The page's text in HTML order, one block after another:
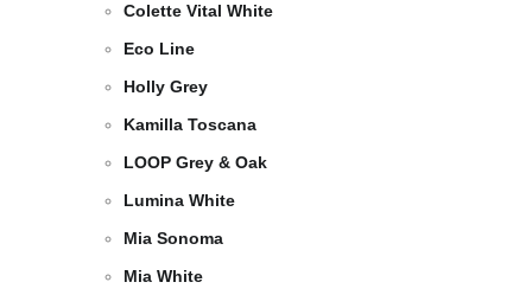
Colette Vital White
Eco Line
Holly Grey
Kamilla Toscana
LOOP Grey & Oak
Lumina White
Mia Sonoma
Mia White